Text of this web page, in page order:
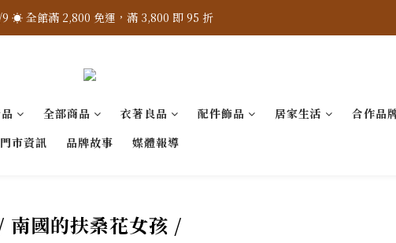
☀️ 全館滿 2,800 免運，滿 3,800 即 95 折
☀️ 全館滿 2,800 免運，滿 3,800 即 95 折
9 ☀️ 全館滿 2,800 免運，滿 3,800 即 95 折
全部商品 衣著良品 配件飾品 居家生活 合作品
門市資訊
品牌故事 媒體報導
南國的扶桑花女孩 /